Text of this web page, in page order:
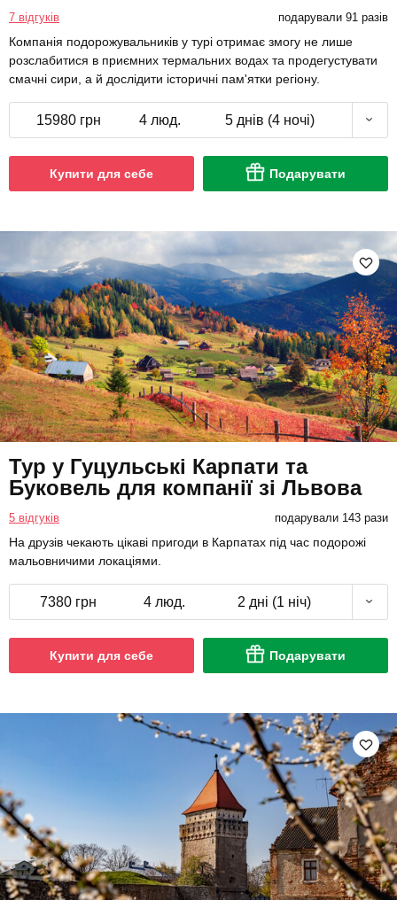
7 відгуків подарували 91 разів
Компанія подорожувальників у турі отримає змогу не лише
розслабитися в приємних термальних водах та продегустувати
смачні сири, а й дослідити історичні пам'ятки регіону.
15980 грн 4 люд. 5 днів (4 ночі)
Купити для себе Подарувати
Тур у Гуцульські Карпати та
Буковель для компанії зі Львова
5 відгуків подарували 143 рази
На друзів чекають цікаві пригоди в Карпатах під час подорожі
мальовничими локаціями.
7380 грн 4 люд. 2 дні (1 ніч)
Купити для себе Подарувати